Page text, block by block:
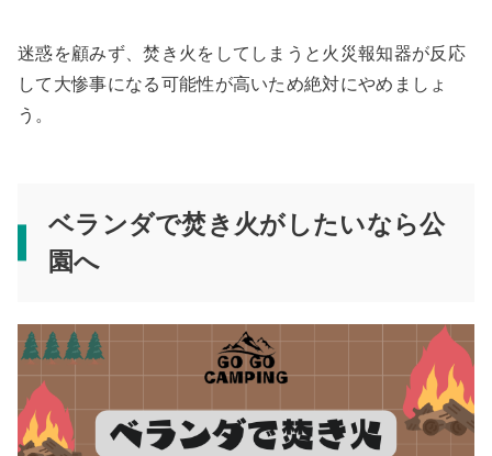
迷惑を顧みず、焚き火をしてしまうと火災報知器が反応
して大惨事になる可能性が高いため絶対にやめましょ
う。
ベランダで焚き火がしたいなら公
園へ